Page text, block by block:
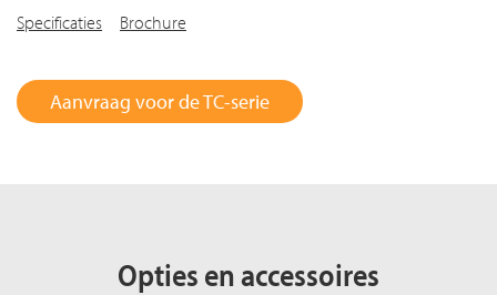
Specificaties
Brochure
Aanvraag voor de TC-serie
Opties en accessoires